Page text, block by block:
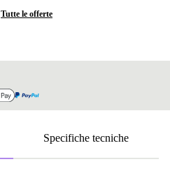
Tutte le offerte
Specifiche tecniche